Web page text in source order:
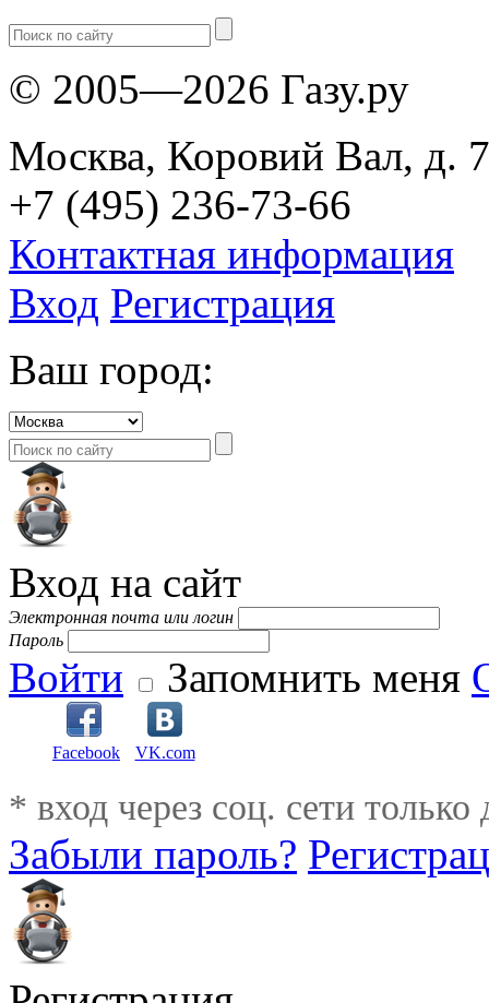
© 2005—2026 Газу.ру
Москва, Коровий Вал, д.
+7 (495) 236-73-66
Контактная информация
Вход Регистрация
Ваш город:
Вход на сайт
Электронная почта или логин
Пароль
Войти Запомнить меня
Facebook VK.com
* вход через соц. сети
Забыли пароль?